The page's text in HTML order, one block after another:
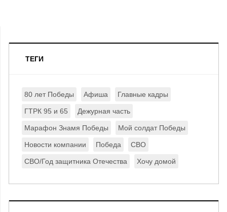
ТЕГИ
80 лет Победы Афиша Главные кадры
ГТРК 95 и 65 Дежурная часть
Марафон Знамя Победы Мой солдат Победы
Новости компании Победа СВО
СВО/Год защитника Отечества Хочу домой